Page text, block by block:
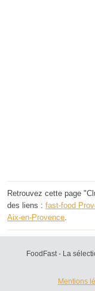
Retrouvez cette page
des liens : fast-food
Aix-en-Provence.
FoodFast - La
Mentions